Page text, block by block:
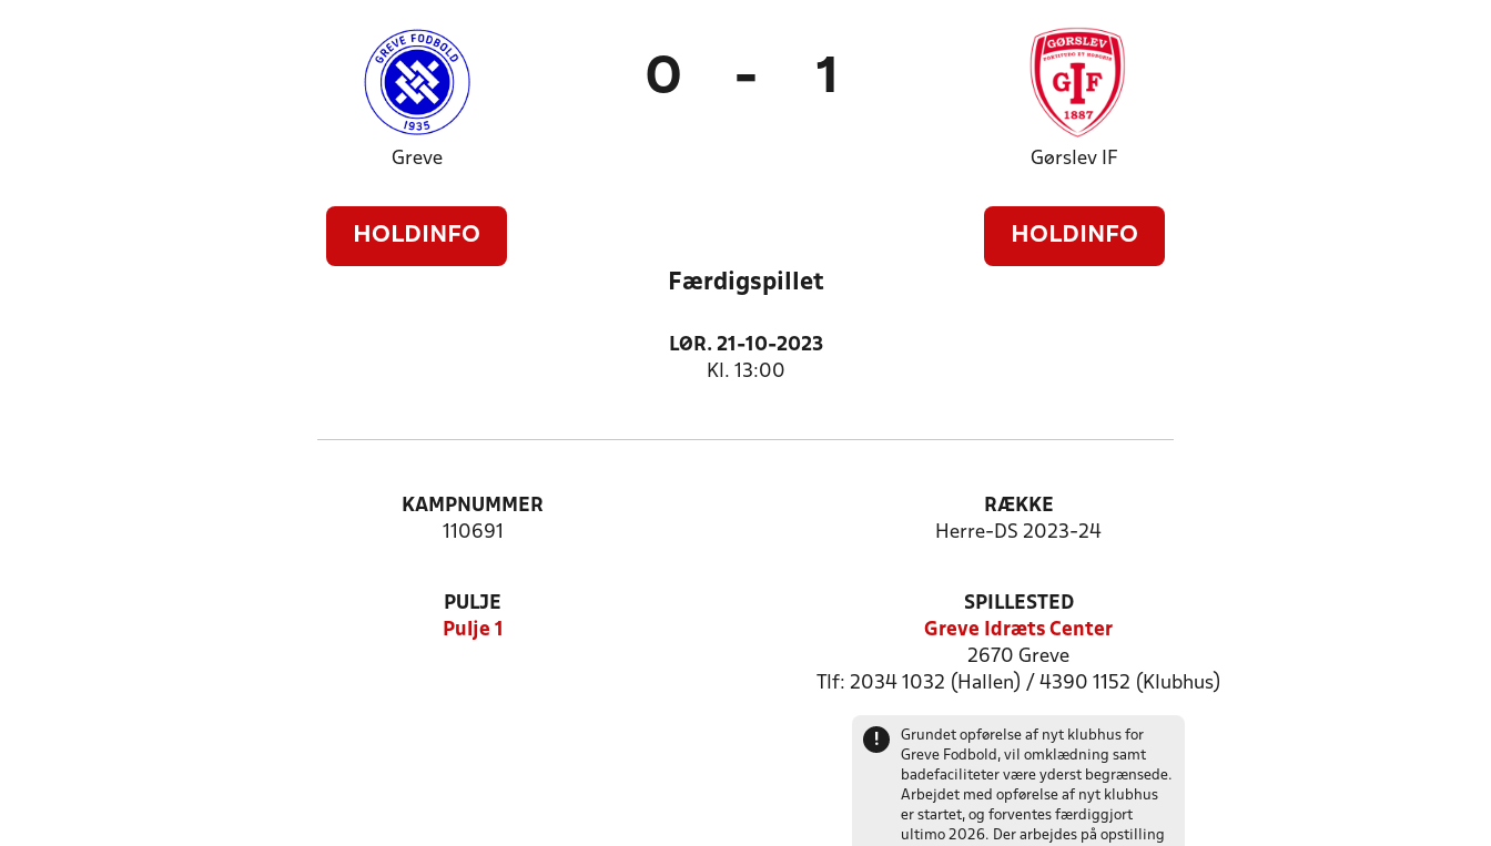
Greve
HOLDINFO
0 - 1
Gørslev IF
HOLDINFO
Færdigspillet
LØR. 21-10-2023
Kl. 13:00
KAMPNUMMER
110691
RÆKKE
Herre-DS 2023-24
PULJE
Pulje 1
SPILLESTED
Greve Idræts Center
2670 Greve
Tlf: 2034 1032 (Hallen) / 4390 1152 (Klubhus)
!
Grundet opførelse af nyt klubhus for
Greve Fodbold, vil omklædning samt
badefaciliteter være yderst begrænsede.
Arbejdet med opførelse af nyt klubhus
er startet, og forventes færdiggjort
ultimo 2026. Der arbejdes på opstilling